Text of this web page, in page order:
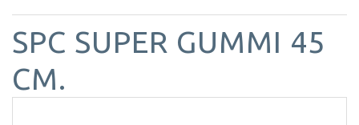
SPC SUPER GUMMI 45
CM.